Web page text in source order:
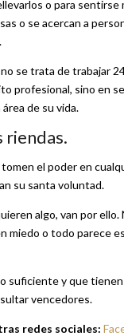
o para sentirse
o se acercan a
se trata de trabajar
profesional, sino en
de su vida.
riendas.
tomen el poder en
su santa voluntad.
algo, van por ello.
miedo o todo parece
suficiente y que tienen
vencedores.
redes sociales: